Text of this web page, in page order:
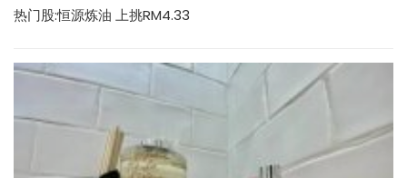
热门股:恒源炼油 上挑RM4.33